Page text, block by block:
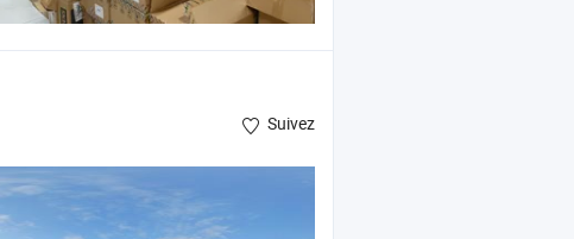
Suivez